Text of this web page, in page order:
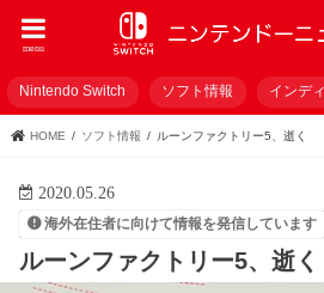
menu
Nintendo Switch ソフト情報 インデ
HOME ソフト情報 ルーンファクトリー5、逝く
2020.05.26
海外在住者に向けて情報を発信しています
ルーンファクトリー5、逝く